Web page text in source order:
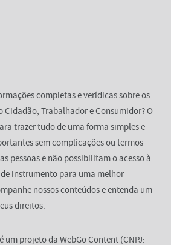
completas e verídicas sobre os
Cidadão, Trabalhador e Consumidor? O
trazer tudo de uma forma simples e
sem complicações ou termos
pessoas e não possibilitam o acesso à
instrumento para uma melhor
nossos conteúdos e entenda um
direitos.
é um projeto da WebGo Content (CNPJ: